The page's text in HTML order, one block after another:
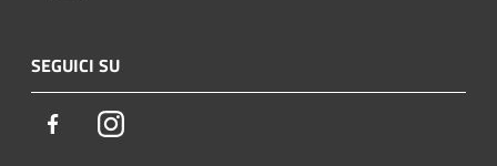
SEGUICI SU
FacebookInstagram